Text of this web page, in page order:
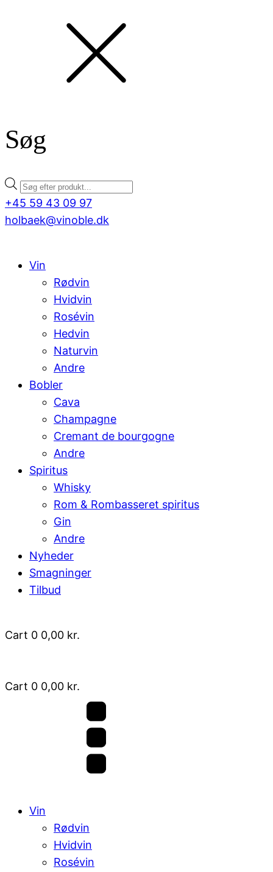
Søg
Products
search
+45 59 43 09 97
holbaek@vinoble.dk
Vin
Rødvin
Hvidvin
Rosévin
Hedvin
Naturvin
Andre
Bobler
Cava
Champagne
Cremant de bourgogne
Andre
Spiritus
Whisky
Rom & Rombasseret spiritus
Gin
Andre
Nyheder
Smagninger
Tilbud
Cart 0 0,00 kr.
Cart 0 0,00 kr.
Vin
Rødvin
Hvidvin
Rosévin